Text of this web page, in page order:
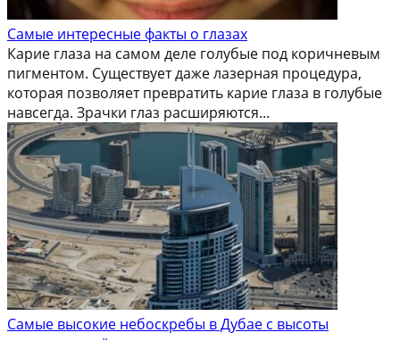
Самые интересные факты о глазах
Карие глаза на самом деле голубые под коричневым
пигментом. Существует даже лазерная процедура,
которая позволяет превратить карие глаза в голубые
навсегда. Зрачки глаз расширяются...
Самые высокие небоскребы в Дубае с высоты